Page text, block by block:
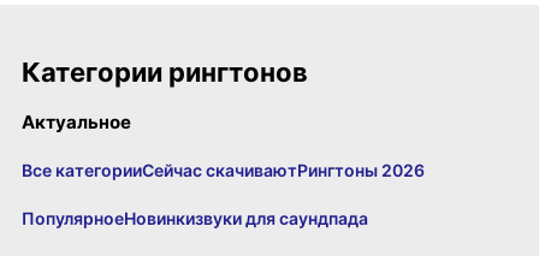
Категории рингтонов
Актуальное
Все категорииСейчас скачиваютРингтоны 2026
ПопулярноеНовинкизвуки для саундпада